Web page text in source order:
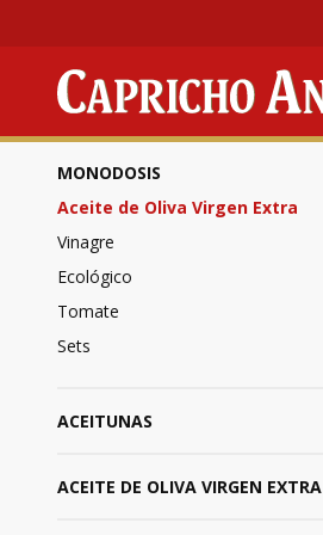
MONODOSIS
Aceite de Oliva Virgen Extra
Vinagre
Ecológico
Tomate
Sets
ACEITUNAS
ACEITE DE OLIVA VIRGEN EXTRA